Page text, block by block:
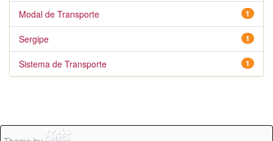
1
Modal de Transporte
1
Sergipe
1
Sistema de Transporte